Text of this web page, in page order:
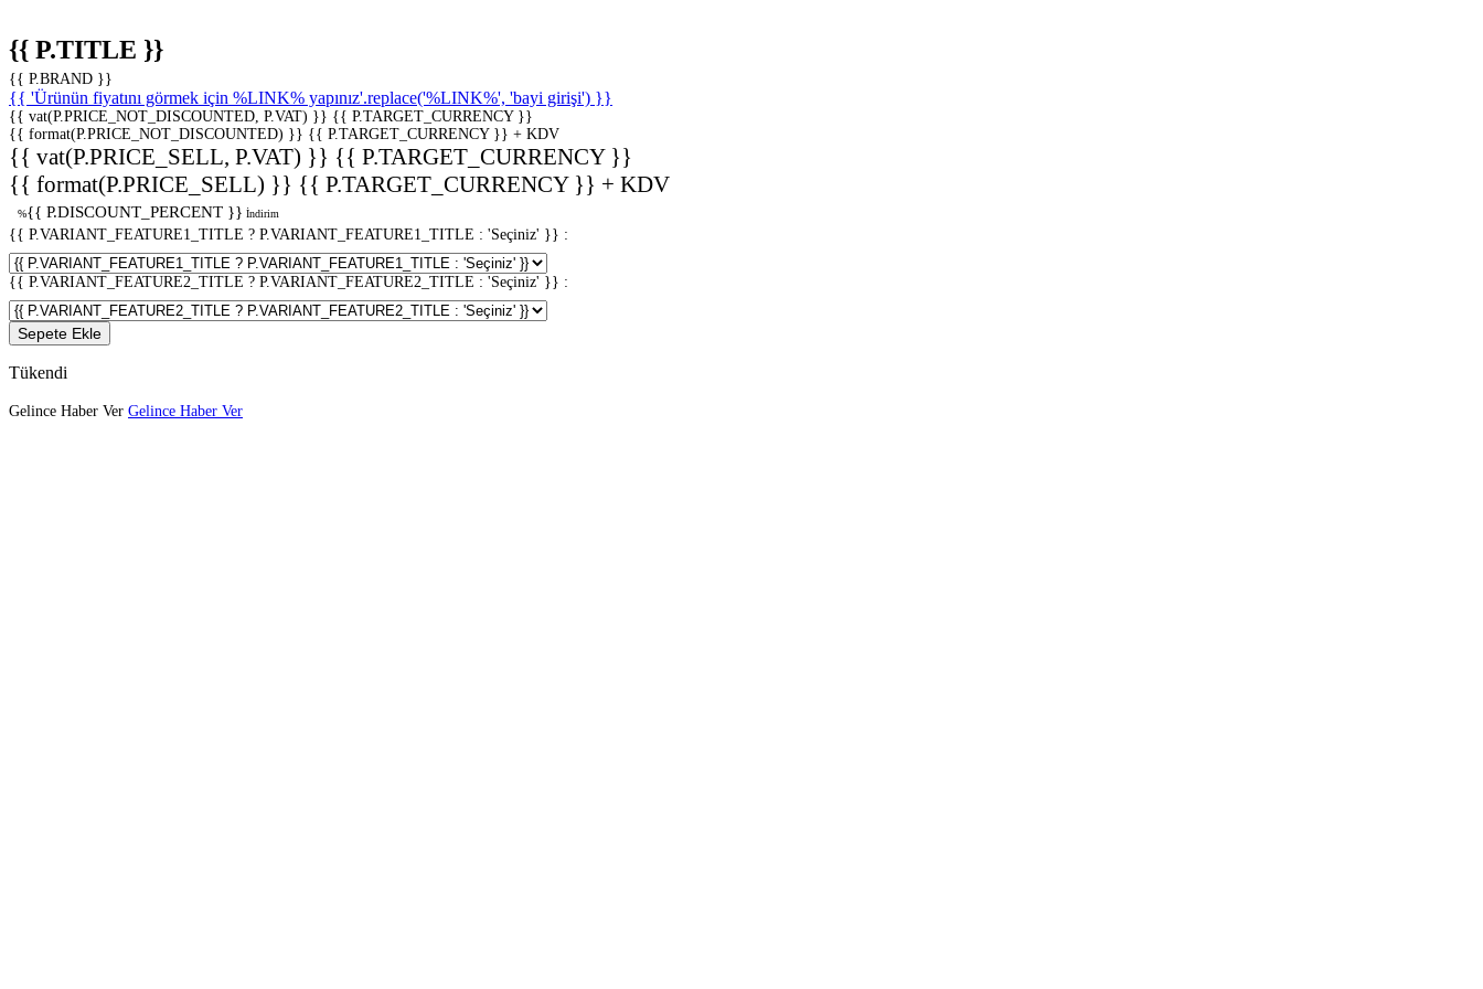
{{ P.TITLE }}
{{ P.BRAND }}
{{ 'Ürünün fiyatını görmek için %LINK% yapınız'.replace('%LINK%', 'bayi girişi') }}
{{ vat(P.PRICE_NOT_DISCOUNTED, P.VAT) }} {{ P.TARGET_CURRENCY }}
{{ format(P.PRICE_NOT_DISCOUNTED) }} {{ P.TARGET_CURRENCY }} + KDV
{{ vat(P.PRICE_SELL, P.VAT) }} {{ P.TARGET_CURRENCY }}
{{ format(P.PRICE_SELL) }} {{ P.TARGET_CURRENCY }} + KDV
%{{ P.DISCOUNT_PERCENT }} İndirim
{{ P.VARIANT_FEATURE1_TITLE ? P.VARIANT_FEATURE1_TITLE : 'Seçiniz' }} :
{{ P.VARIANT_FEATURE2_TITLE ? P.VARIANT_FEATURE2_TITLE : 'Seçiniz' }} :
Sepete Ekle
Tükendi
Gelince Haber Ver Gelince Haber Ver